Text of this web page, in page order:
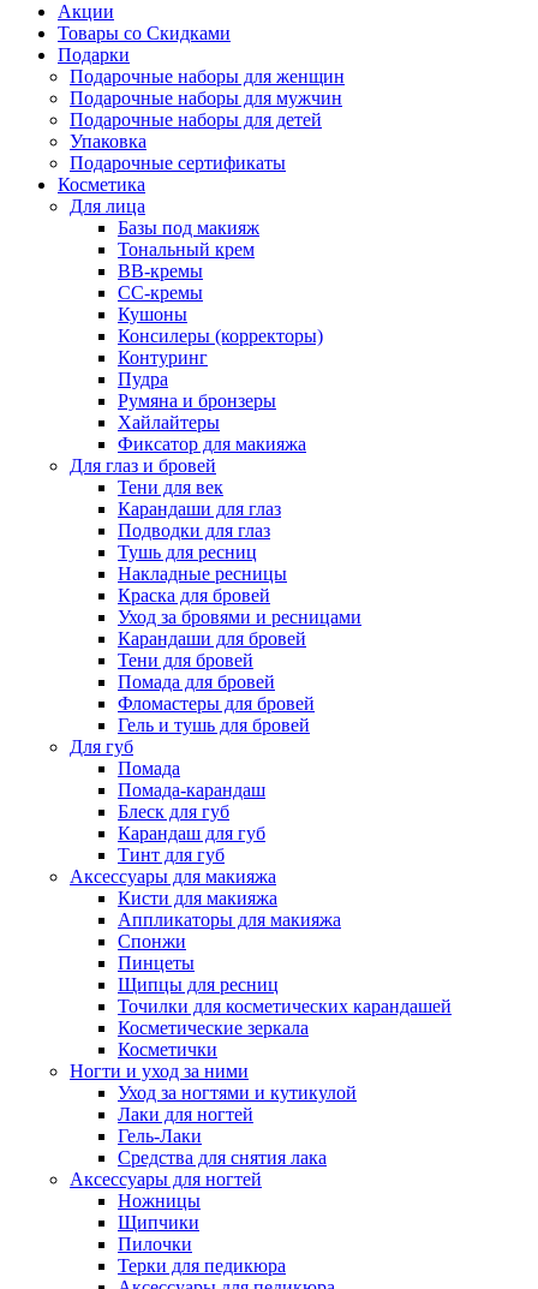
Акции
Товары со Скидками
Подарки
Подарочные наборы для женщин
Подарочные наборы для мужчин
Подарочные наборы для детей
Упаковка
Подарочные сертификаты
Косметика
Для лица
Базы под макияж
Тональный крем
BB-кремы
CC-кремы
Кушоны
Консилеры (корректоры)
Контуринг
Пудра
Румяна и бронзеры
Хайлайтеры
Фиксатор для макияжа
Для глаз и бровей
Тени для век
Карандаши для глаз
Подводки для глаз
Тушь для ресниц
Накладные ресницы
Краска для бровей
Уход за бровями и ресницами
Карандаши для бровей
Тени для бровей
Помада для бровей
Фломастеры для бровей
Гель и тушь для бровей
Для губ
Помада
Помада-карандаш
Блеск для губ
Карандаш для губ
Тинт для губ
Аксессуары для макияжа
Кисти для макияжа
Аппликаторы для макияжа
Спонжи
Пинцеты
Щипцы для ресниц
Точилки для косметических карандашей
Косметические зеркала
Косметички
Ногти и уход за ними
Уход за ногтями и кутикулой
Лаки для ногтей
Гель-Лаки
Средства для снятия лака
Аксессуары для ногтей
Ножницы
Щипчики
Пилочки
Терки для педикюра